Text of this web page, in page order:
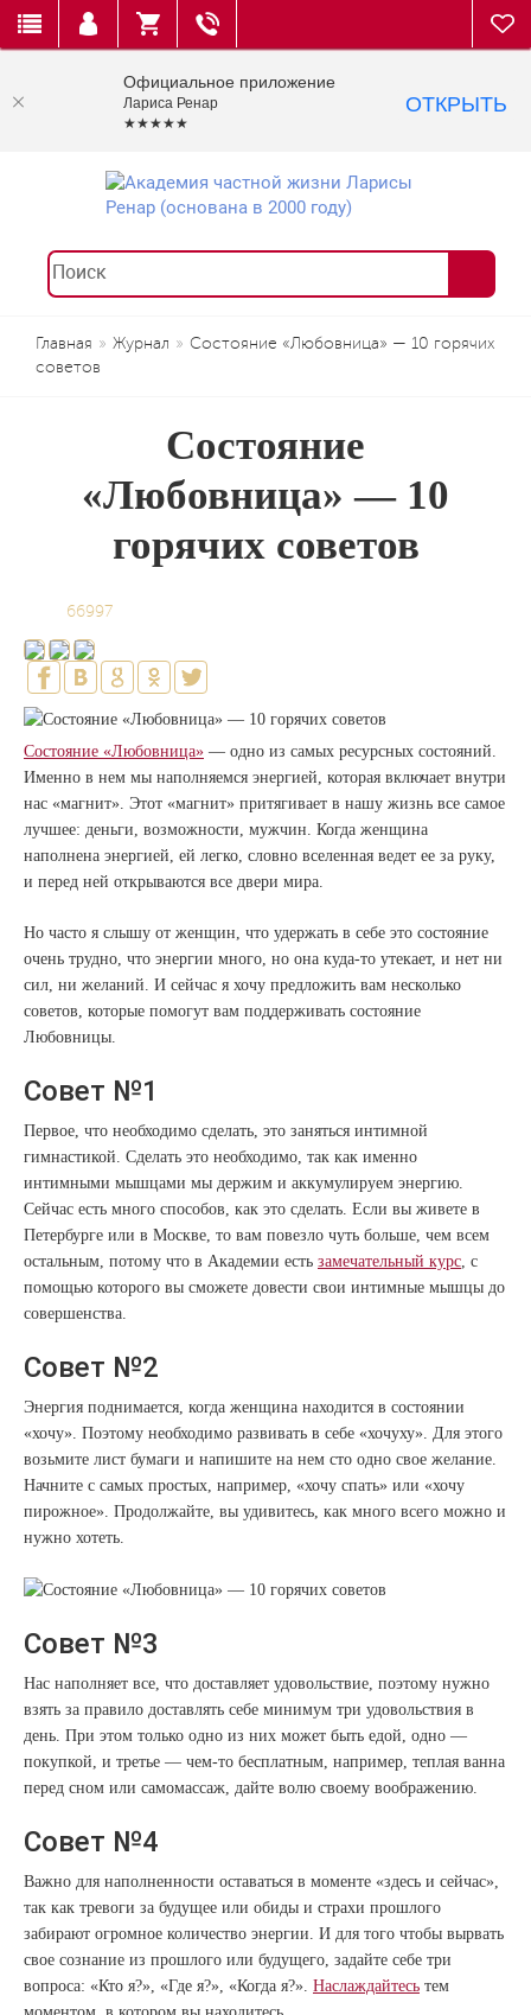
Главная Журнал
Состояние «Любовница» — 10 горячих
советов
Состояние
«Любовница» — 10
горячих советов
66997
Состояние «Любовница» — одно из самых ресурсных состояний.
Именно в нем мы наполняемся энергией, которая включает внутри
нас «магнит». Этот «магнит» притягивает в нашу жизнь все самое
лучшее: деньги, возможности, мужчин. Когда женщина
наполнена энергией, ей легко, словно вселенная ведет ее за руку,
и перед ней открываются все двери мира.
Но часто я слышу от женщин, что удержать в себе это состояние
очень трудно, что энергии много, но она куда-то утекает, и нет ни
сил, ни желаний. И сейчас я хочу предложить вам несколько
советов, которые помогут вам поддерживать состояние
Любовницы.
Совет №1
Первое, что необходимо сделать, это заняться интимной
гимнастикой. Сделать это необходимо, так как именно
интимными мышцами мы держим и аккумулируем энергию.
Сейчас есть много способов, как это сделать. Если вы живете в
Петербурге или в Москве, то вам повезло чуть больше, чем всем
остальным, потому что в Академии есть замечательный курс , с
помощью которого вы сможете довести свои интимные мышцы до
совершенства.
Совет №2
Энергия поднимается, когда женщина находится в состоянии
«хочу». Поэтому необходимо развивать в себе «хочуху». Для этого
возьмите лист бумаги и напишите на нем сто одно свое желание.
Начните с самых простых, например, «хочу спать» или «хочу
пирожное». Продолжайте, вы удивитесь, как много всего можно и
нужно хотеть.
Совет №3
Нас наполняет все, что доставляет удовольствие, поэтому нужно
взять за правило доставлять себе минимум три удовольствия в
день. При этом только одно из них может быть едой, одно —
покупкой, и третье — чем-то бесплатным, например, теплая ванна
перед сном или самомассаж, дайте волю своему воображению.
Совет №4
Важно для наполненности оставаться в моменте «здесь и сейчас»,
так как тревоги за будущее или обиды и страхи прошлого
забирают огромное количество энергии. И для того чтобы вырвать
свое сознание из прошлого или будущего, задайте себе три
вопроса: «Кто я?», «Где я?», «Когда я?». Наслаждайтесь тем
Официальное приложение
Лариса Ренар
★★★★★
ОТКРЫТЬ